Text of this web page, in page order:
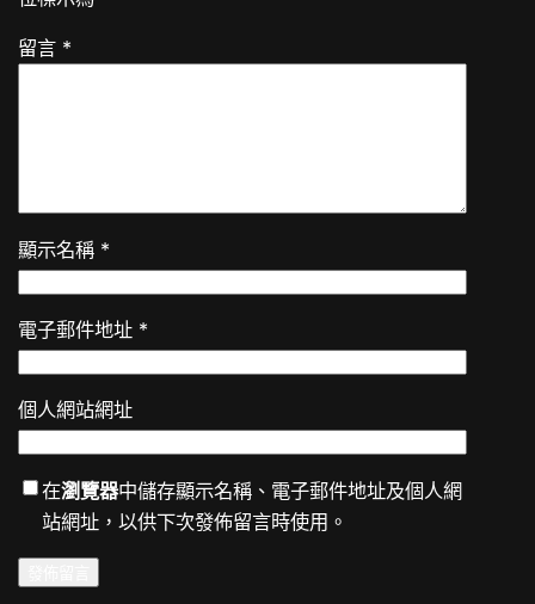
留言 *
顯示名稱 *
電子郵件地址 *
個人網站網址
在瀏覽器中儲存顯示名稱、電子郵件地址及個人網
站網址，以供下次發佈留言時使用。